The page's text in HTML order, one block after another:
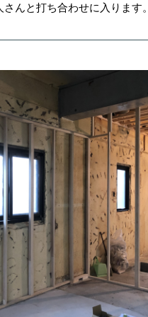
んと打ち合わせに入ります。